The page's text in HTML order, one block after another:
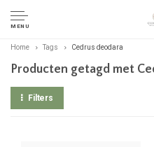
MENU
Home Tags Cedrus deodara
Producten getagd met
Filters